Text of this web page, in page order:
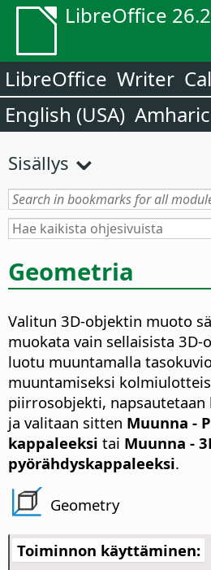
LibreOffice
LibreOffice Writer
English (USA) Amharic
Sisällys
Geometria
Valitun 3D-objektin muoto
muokata vain sellaisista
luotu muuntamalla
muuntamiseksi
piirrosobjekti, napsautetaan
ja valitaan sitten Muunna -
kappaleeksi tai Muunna -
pyörähdyskappaleeksi.
Geometry
Toiminnon käyttäminen: